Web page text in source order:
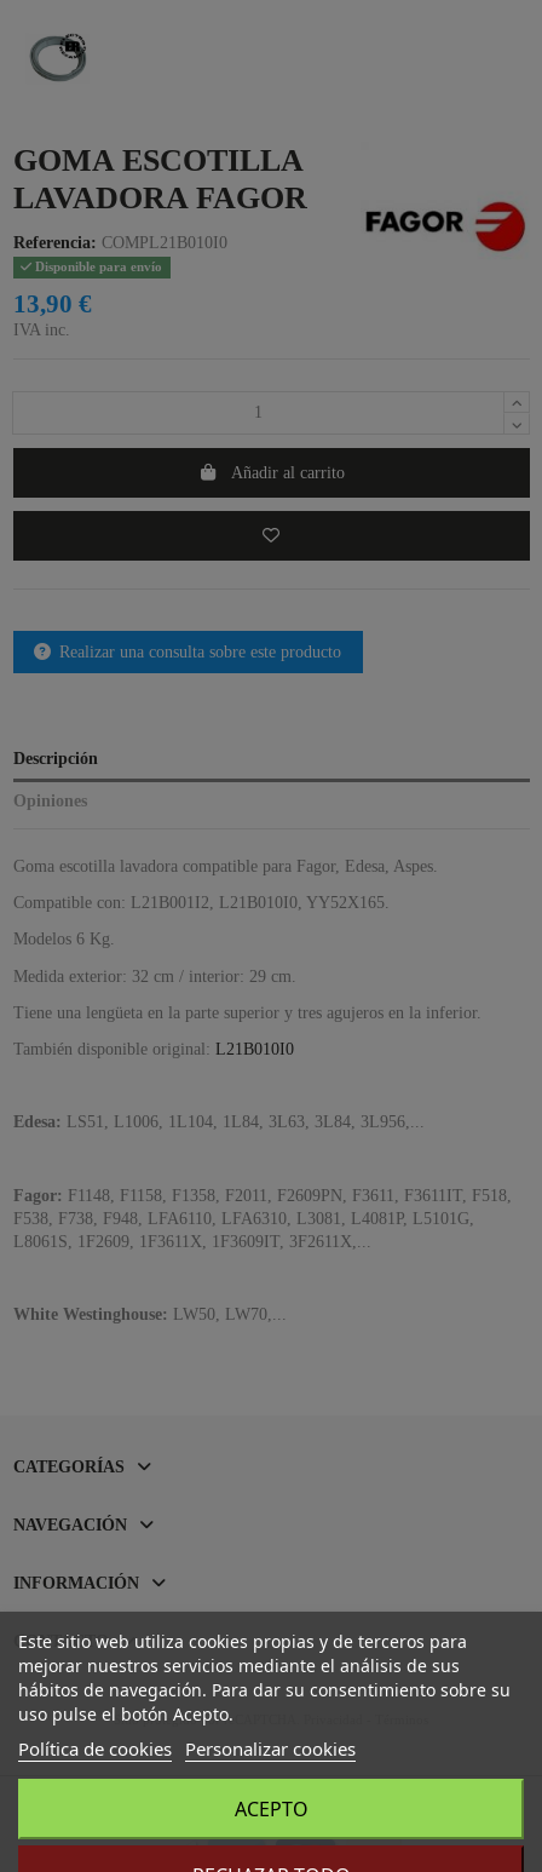
GOMA ESCOTILLA
LAVADORA FAGOR
Referencia: COMPL21B010I0
Disponible para envío
13,90 €
IVA inc.
Añadir al carrito
Realizar una consulta sobre este producto
Descripción
Opiniones
Goma escotilla lavadora compatible para Fagor, Edesa, Aspes.
Compatible con: L21B001I2, L21B010I0, YY52X165.
Modelos 6 Kg.
Medida exterior: 32 cm / interior: 29 cm.
Tiene una lengüeta en la parte superior y tres agujeros en la inferior.
También disponible original: L21B010I0
Edesa: LS51, L1006, 1L104, 1L84, 3L63, 3L84, 3L956,...
Fagor: F1148, F1158, F1358, F2011, F2609PN, F3611, F3611IT, F518,
F538, F738, F948, LFA6110, LFA6310, L3081, L4081P, L5101G,
L8061S, 1F2609, 1F3611X, 1F3609IT, 3F2611X,...
White Westinghouse: LW50, LW70,...
CATEGORÍAS
NAVEGACIÓN
INFORMACIÓN
CONTACTO
Este sitio web utiliza cookies propias y de terceros para
mejorar nuestros servicios mediante el análisis de sus
hábitos de navegación. Para dar su consentimiento sobre su
uso pulse el botón Acepto.
Política de cookies Personalizar cookies
ACEPTO
Sitio protegido por reCAPTCHA.